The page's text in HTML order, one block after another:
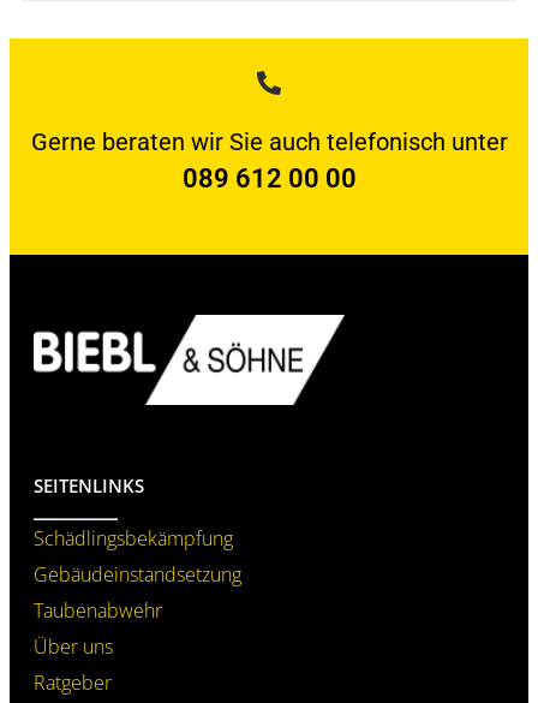
Gerne beraten wir Sie auch telefonisch unter
089 612 00 00
SEITENLINKS
Schädlings­bekämpfung
Gebäudeinstand­setzung
Taubenabwehr
Über uns
Ratgeber